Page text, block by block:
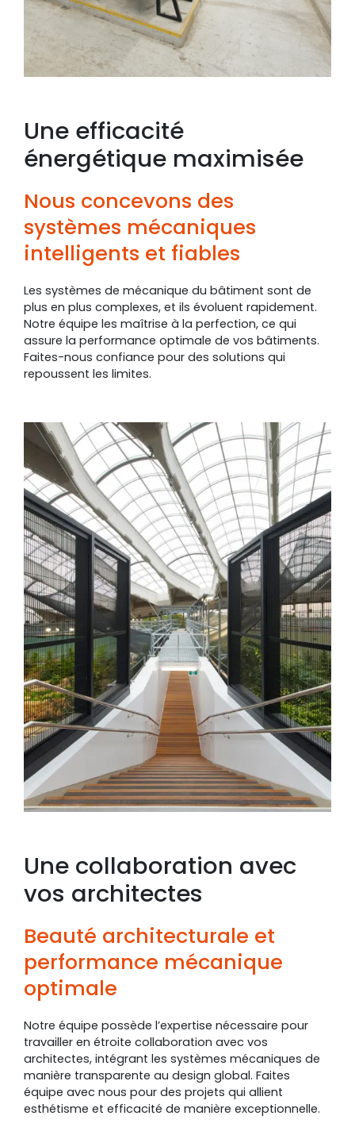
Une efficacité
énergétique maximisée
Nous concevons des
systèmes mécaniques
intelligents et fiables
Les systèmes de mécanique du bâtiment sont de
plus en plus complexes, et ils évoluent rapidement.
Notre équipe les maîtrise à la perfection, ce qui
assure la performance optimale de vos bâtiments.
Faites-nous confiance pour des solutions qui
repoussent les limites.
Une collaboration avec
vos architectes
Beauté architecturale et
performance mécanique
optimale
Notre équipe possède l’expertise nécessaire pour
travailler en étroite collaboration avec vos
architectes, intégrant les systèmes mécaniques de
manière transparente au design global. Faites
équipe avec nous pour des projets qui allient
esthétisme et efficacité de manière exceptionnelle.